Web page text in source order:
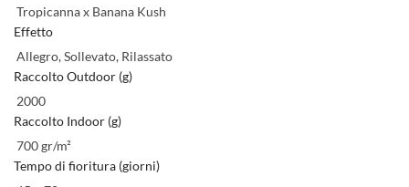
Tropicanna x Banana Kush
Effetto
Allegro, Sollevato, Rilassato
Raccolto Outdoor (g)
2000
Raccolto Indoor (g)
700 gr/m²
Tempo di fioritura (giorni)